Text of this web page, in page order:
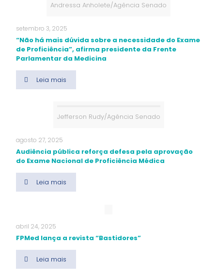
Andressa Anholete/Agência Senado
setembro 3, 2025
“Não há mais dúvida sobre a necessidade do Exame
de Proficiência”, afirma presidente da Frente
Parlamentar da Medicina
Leia mais
Jefferson Rudy/Agência Senado
agosto 27, 2025
Audiência pública reforça defesa pela aprovação
do Exame Nacional de Proficiência Médica
Leia mais
abril 24, 2025
FPMed lança a revista “Bastidores”
Leia mais